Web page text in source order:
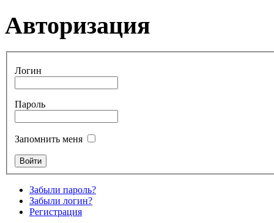
Авторизация
Логин
Пароль
Запомнить меня
Забыли пароль?
Забыли логин?
Регистрация